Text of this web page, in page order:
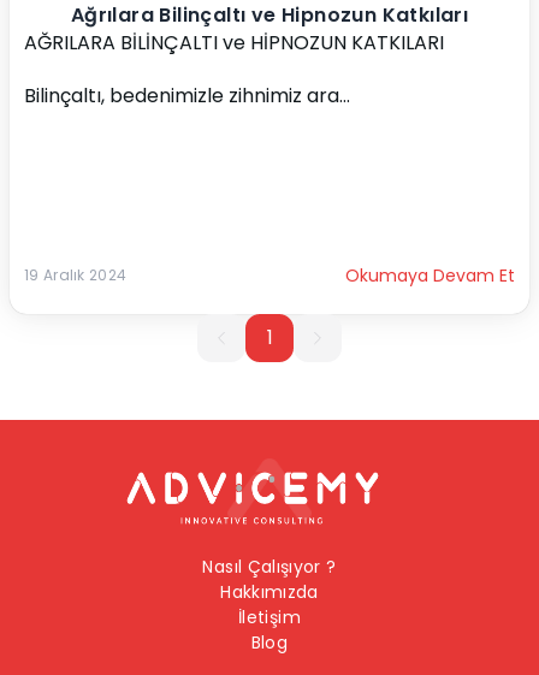
Ağrılara Bilinçaltı ve Hipnozun Katkıları
AĞRILARA BİLİNÇALTI ve HİPNOZUN KATKILARI
Bilinçaltı, bedenimizle zihnimiz ara...
19 Aralık 2024 Okumaya Devam Et
11
Nasıl Çalışıyor ?
Hakkımızda
İletişim
Blog